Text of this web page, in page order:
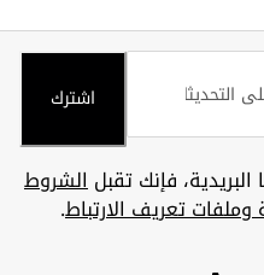
اشترك
فإنك تقبلالشروط
تعريف الارتباط.